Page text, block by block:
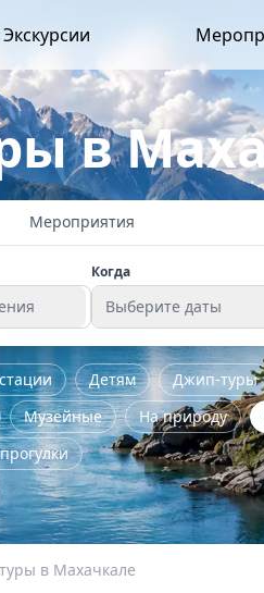
Экскурсии
в
Мероприятия
Когда
Выберите даты
Детям Джип-туры
Музейные На природу
в Махачкале